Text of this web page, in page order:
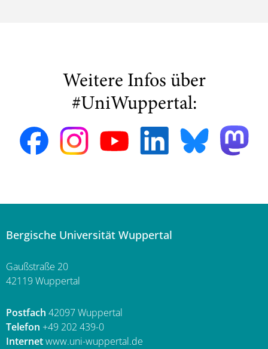
Weitere Infos über
#UniWuppertal:
Bergische Universität Wuppertal
Gaußstraße 20
42119 Wuppertal
Postfach 42097 Wuppertal
Telefon +49 202 439-0
Internetwww.uni-wuppertal.de